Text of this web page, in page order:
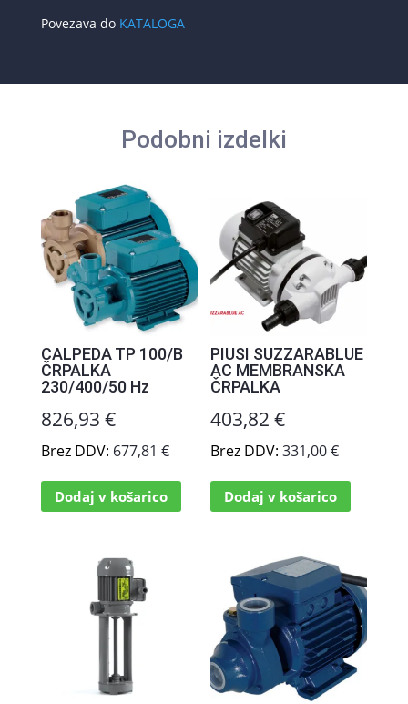
Povezava do KATALOGA
Podobni izdelki
CALPEDA TP 100/B
ČRPALKA
230/400/50 Hz
826,93 €
Brez DDV: 677,81 €
Dodaj v košarico
PIUSI SUZZARABLUE
AC MEMBRANSKA
ČRPALKA
403,82€
Brez DDV:331,00€
Dodaj v košarico